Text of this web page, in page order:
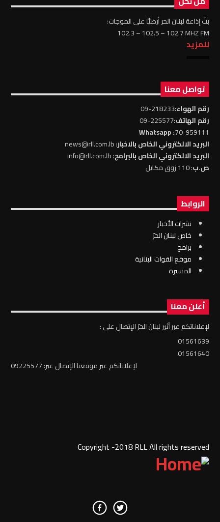
بثّ إذاعة لبنان الحر أرضيًّا على الموجات:
102.3 – 102.5 – 102.7 MHZ FM
للمزيد
تواصل معنا
رقم الهواء:218233-09
رقم الهاتف:225577-09
70-959111
: Whatsapp
البريد الالكتروني الخاص بالاخبار: news@rll.com.lb
البريد الالكتروني الخاص بالبرامج: info@rll.com.lb
ص.ب: 110 زوق مكايل
الروابط
نشرات الأخبار
خاص لبنان الحرّ
برامج
موقع القوات البنانية
المسيرة
أعلن معنا
لإعلاناتكم عبر أثير لبنان الحرّ الإتصال على :
01561639
01561640
لإعلاناتكم عبر موقعنا الإتصال عبر: 09225577
Copyright -2018 RLL All rights reserved